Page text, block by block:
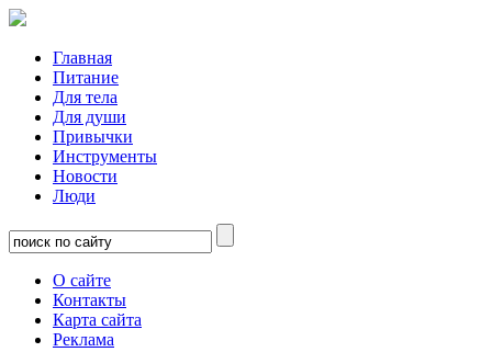
Главная
Питание
Для тела
Для души
Привычки
Инструменты
Новости
Люди
О сайте
Контакты
Карта сайта
Реклама